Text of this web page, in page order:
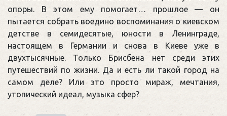
опоры. В этом ему помогает… прошлое — он
пытается собрать воедино воспоминания о киевском
детстве в семидесятые, юности в Ленинграде,
настоящем в Германии и снова в Киеве уже в
двухтысячные. Только Брисбена нет среди этих
путешествий по жизни. Да и есть ли такой город на
самом деле? Или это просто мираж, мечтания,
утопический идеал, музыка сфер?